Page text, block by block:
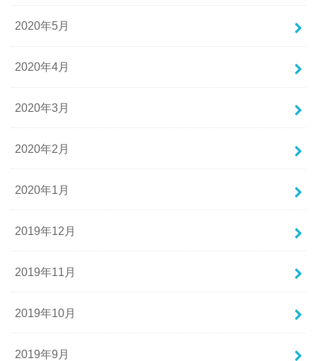
2020年5月
2020年4月
2020年3月
2020年2月
2020年1月
2019年12月
2019年11月
2019年10月
2019年9月